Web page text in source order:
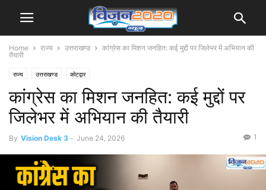
Home राज्य उत्तराखण्ड
कांग्रेस का मिशन जनहित: कई मुद्दों पर जिलेभर में अभियान की
तैयारी
राज्य उत्तराखण्ड कोटद्वार
कांग्रेस का मिशन जनहित: कई मुद्दों पर
जिलेभर में अभियान की तैयारी
By Vision Desk 3 - June 24, 2026 1